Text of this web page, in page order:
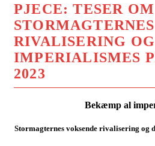
PJECE: TESER OM
RIVALISERING
IMPERIALISMES
2023
Bekæmp al
Stormagternes voksende rivalisering og